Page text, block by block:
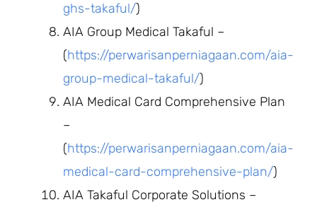
ghs-takaful/)
AIA Group Medical Takaful –
(https://perwarisanperniagaan.com/aia-
group-medical-takaful/)
AIA Medical Card Comprehensive Plan
–
(https://perwarisanperniagaan.com/aia-
medical-card-comprehensive-plan/)
AIA Takaful Corporate Solutions –